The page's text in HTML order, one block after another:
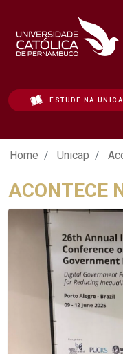
ESTUDE NA
Acontece na
Home Unicap
ACONTECE